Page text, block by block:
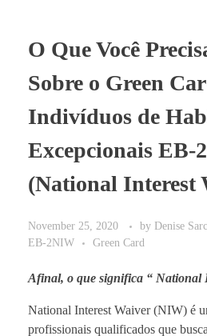
O Que Você
Sobre o Green
Indivíduos de
Excepcionais EB-
(National Interest
November 25, 2020 by Denise
EB-2NIW
Green Card
Afinal, o que significa “ National
National Interest Waiver (NIW) é
profissionais qualificados que